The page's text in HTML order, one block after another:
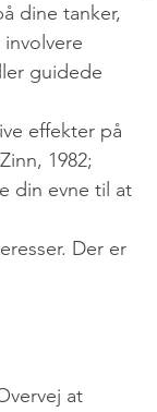
dine tanker,
guidede
effekter på
1982;
din evne til at
Der er
at